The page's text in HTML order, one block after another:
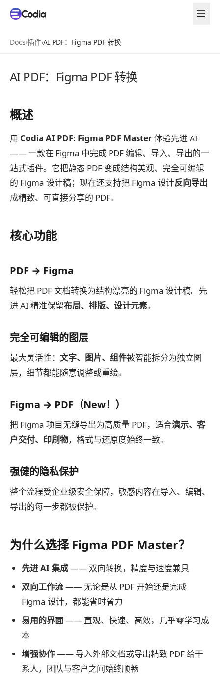
Docs›插件›AI PDF：Figma PDF 转换
AI PDF：Figma PDF 转换
概述
用 Codia AI PDF: Figma PDF Master体验先进 AI
—— 一款在 Figma 中完成 PDF 编辑、导入、导出的一
站式插件。它把静态 PDF 变成结构美观、完全可编辑
的 Figma 设计稿；现在还支持把 Figma 设计反向导出
成精致、可直接分享的 PDF。
核心功能
PDF → Figma
轻松把 PDF 文档转换为结构漂亮的 Figma 设计稿。先
进 AI 精准保留布局、排版、设计元素。
完全可编辑的图层
最大灵活性： 文字、图片、组件被智能拆分为独立图
层，细节都能随意调整或重绘。
Figma → PDF（New！）
把 Figma 项目无缝导出为高质量 PDF，适合演示、客
户交付、印刷物，格式与还原度始终一致。
强健的隐私保护
整个流程受企业级安全保障，敏感内容在导入、编辑、
导出的每一步都被保护。
为什么选择 Figma PDF Master？
先进 AI 集成—— 双向转换，精度与速度兼具
双向工作流—— 无论是从 PDF 开始还是完成
Figma 设计，都能省时省力
易用的界面—— 直观、快速、高效，几乎零学习成
本
增强协作—— 导入外部文档或导出精致 PDF 给干
系人，团队与客户之间始终顺畅